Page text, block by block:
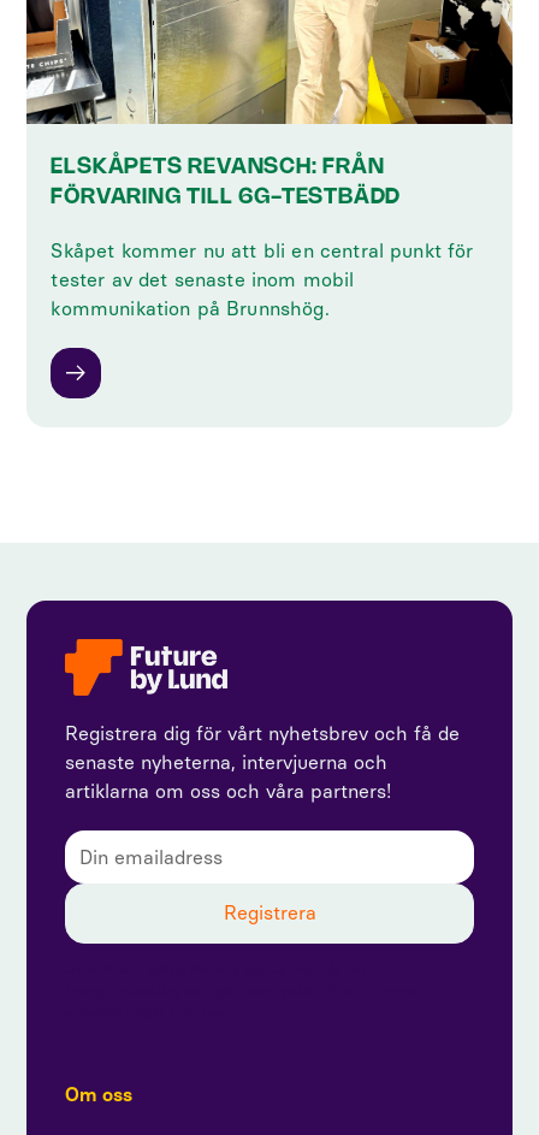
ELSKÅPETS REVANSCH: FRÅN
FÖRVARING TILL 6G-TESTBÄDD
Skåpet kommer nu att bli en central punkt för
tester av det senaste inom mobil
kommunikation på Brunnshög.
Registrera dig för vårt nyhetsbrev och få de
senaste nyheterna, intervjuerna och
artiklarna om oss och våra partners!
Om oss